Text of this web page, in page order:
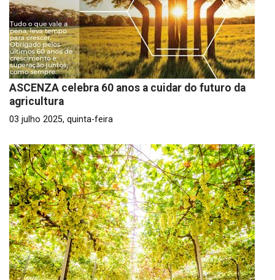
ASCENZA celebra 60 anos a cuidar do futuro da
agricultura
03 julho 2025, quinta-feira